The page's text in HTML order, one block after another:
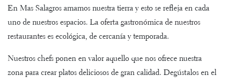
En Mas Salagros amamos nuestra tierra y esto se refleja en cada
uno de nuestros espacios. La oferta gastronómica de nuestros
restaurantes es ecológica, de cercanía y temporada.
Nuestros chefs ponen en valor aquello que nos ofrece nuestra
zona para crear platos deliciosos de gran calidad. Degústalos en el